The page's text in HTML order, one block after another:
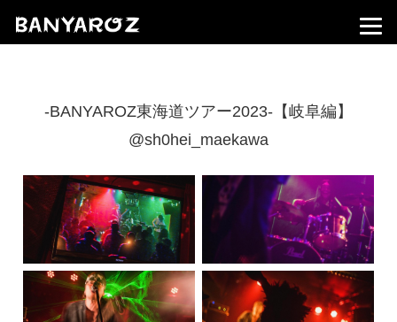
-BANYAROZ東海道ツアー2023-【岐阜編】
@sh0hei_maekawa